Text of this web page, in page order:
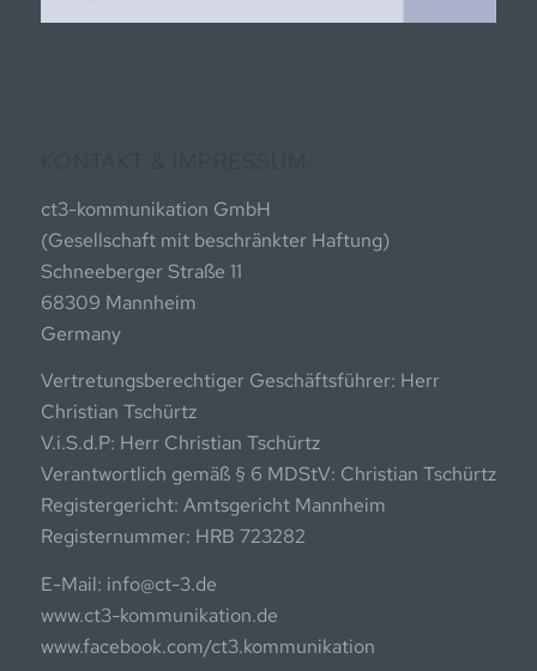
KONTAKT & IMPRESSUM
ct3-kommunikation GmbH
(Gesellschaft mit beschränkter Haftung)
Schneeberger Straße 11
68309 Mannheim
Germany
Vertretungsberechtiger Geschäftsführer: Herr
Christian Tschürtz
V.i.S.d.P: Herr Christian Tschürtz
Verantwortlich gemäß § 6 MDStV: Christian Tschürtz
Registergericht: Amtsgericht Mannheim
Registernummer: HRB 723282
E-Mail: info@ct-3.de
www.ct3-kommunikation.de
www.facebook.com/ct3.kommunikation